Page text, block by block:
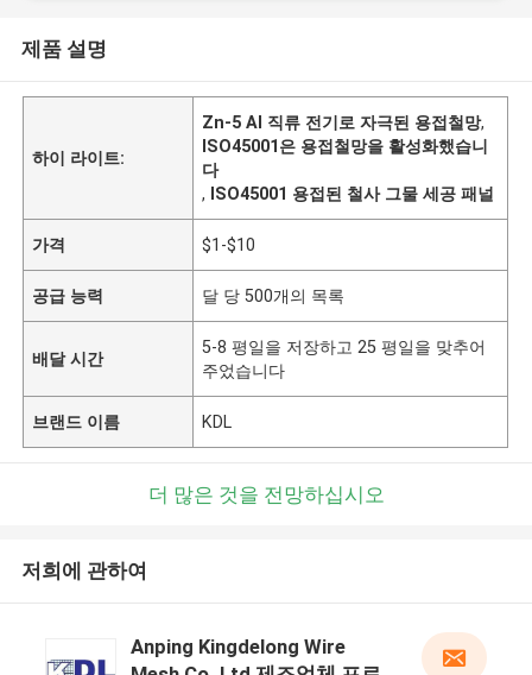
제품 설명
하이 라이트:
Zn-5 Al 직류 전기로 자극된 용접철망,
ISO45001은 용접철망을 활성화했습니
다
, ISO45001 용접된 철사 그물 세공 패널
가격 $1-$10
공급 능력 달 당 500개의 목록
배달 시간
5-8 평일을 저장하고 25 평일을 맞추어
주었습니다
브랜드 이름 KDL
더 많은 것을 전망하십시오
저희에 관하여
Anping Kingdelong Wire